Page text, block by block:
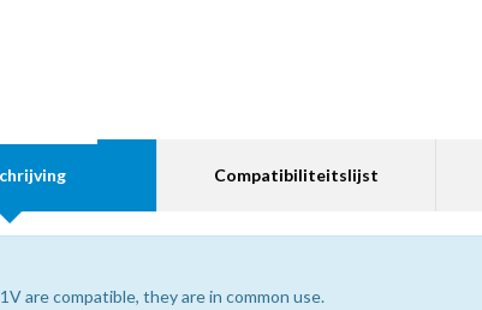
Compatibiliteitslijst
are compatible, they are in common use.